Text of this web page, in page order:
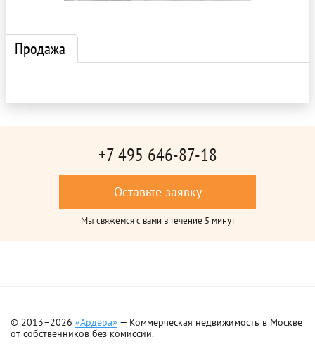
Продажа
+7 495 646-87-18
Оставьте заявку
Мы свяжемся с вами в течение 5 минут
© 2013–2026 «Ардера» — Коммерческая недвижимость в Москве
от собственников без комиссии.